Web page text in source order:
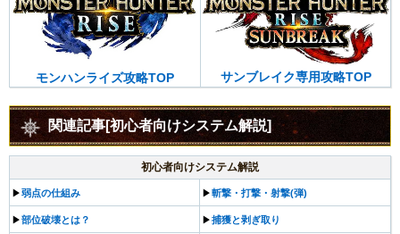
モンハンライズ攻略TOP サンブレイク専用攻略TOP
関連記事[初心者向けシステム解説]
初心者向けシステム解説
▶︎弱点の仕組み ▶︎斬撃・打撃・射撃(弾)
▶︎部位破壊とは？ ▶︎捕獲と剥ぎ取り